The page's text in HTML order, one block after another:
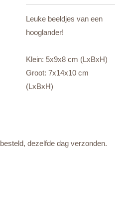
Leuke beeldjes van een
hooglander!
Klein: 5x9x8 cm (LxBxH)
Groot: 7x14x10 cm
(LxBxH)
besteld, dezelfde dag verzonden.